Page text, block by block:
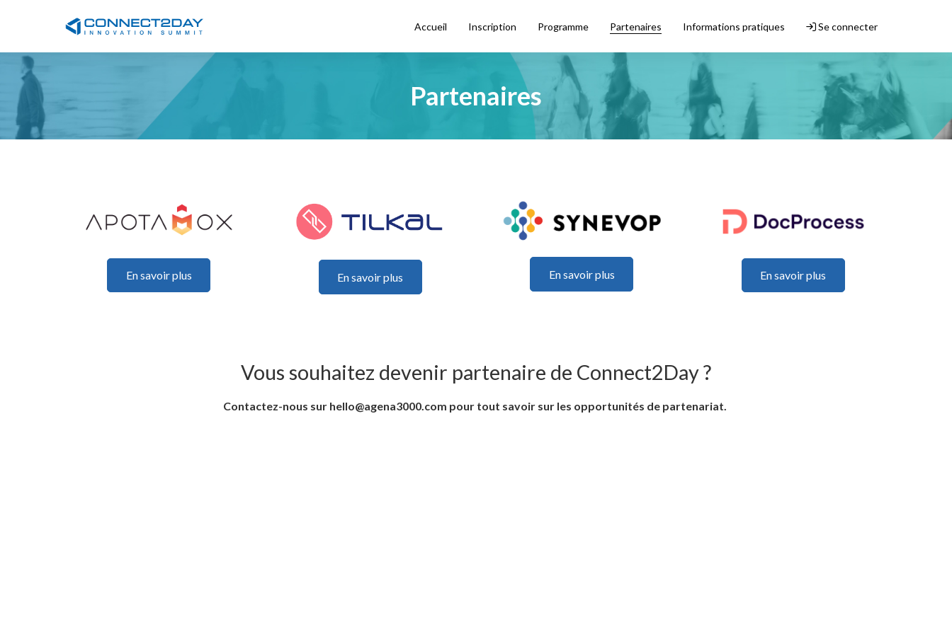
Accueil Inscription Programme Partenaires Informations pratiques Se connecter
Partenaires
En savoir plus En savoir plus En savoir plus En savoir plus
Vous souhaitez devenir partenaire de Connect2Day ?
Contactez-nous sur hello@agena3000.com pour tout savoir sur les opportunités de partenariat.